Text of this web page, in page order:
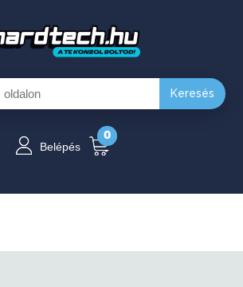
Keresés
Belépés
0